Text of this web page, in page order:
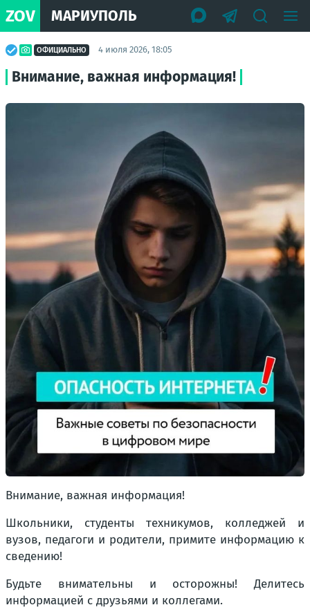
ZOV МАРИУПОЛЬ
ОФИЦИАЛЬНО 4 июля 2026, 18:05
Внимание, важная информация!
Внимание, важная информация!
Школьники, студенты техникумов, колледжей и
вузов, педагоги и родители, примите информацию к
сведению!
Будьте внимательны и осторожны! Делитесь
информацией с друзьями и коллегами.